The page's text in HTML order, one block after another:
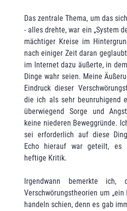
Das zentrale Thema, um das
- alles drehte, war ein „System
mächtiger Kreise im
nach einiger Zeit daran
im Internet dazu äußerte, in
Dinge wahr seien. Meine
Eindruck dieser
die ich als sehr beunruhigend
überwiegend Sorge und
keine niederen Beweggründe.
sei erforderlich auf diese
Echo hierauf war geteilt, es
heftige Kritik.
Irgendwann bemerkte
Verschwörungstheorien um „ein
handeln schien, denn es gab